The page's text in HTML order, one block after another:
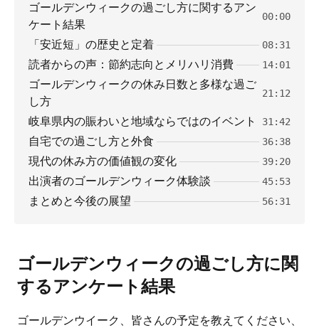
ゴールデンウィークの過ごし方に関するアン
ケート結果
00:00
「安近短」の歴史と定着 08:31
読者からの声：節約志向とメリハリ消費 14:01
ゴールデンウィークの休み日数と多様な過ご
し方
21:12
岐阜県内の賑わいと地域ならではのイベント 31:42
自宅での過ごし方と外食 36:38
現代の休み方の価値観の変化 39:20
出演者のゴールデンウィーク体験談 45:53
まとめと今後の展望 56:31
ゴールデンウィークの過ごし方に関
するアンケート結果
ゴールデンウイーク、皆さんの予定を教えてください、